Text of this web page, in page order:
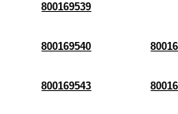
800169539
800169540
800169543